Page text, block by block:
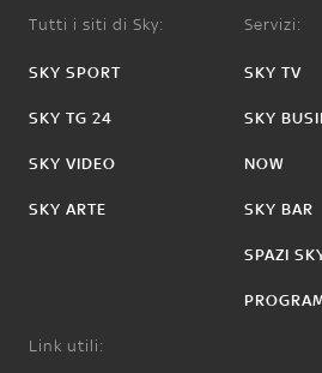
Tutti i siti di Sky:
SKY SPORT
SKY TG 24
SKY VIDEO
SKY ARTE
Servizi:
SKY TV
SKY
NOW
SKY BAR
SPAZI
Link utili: